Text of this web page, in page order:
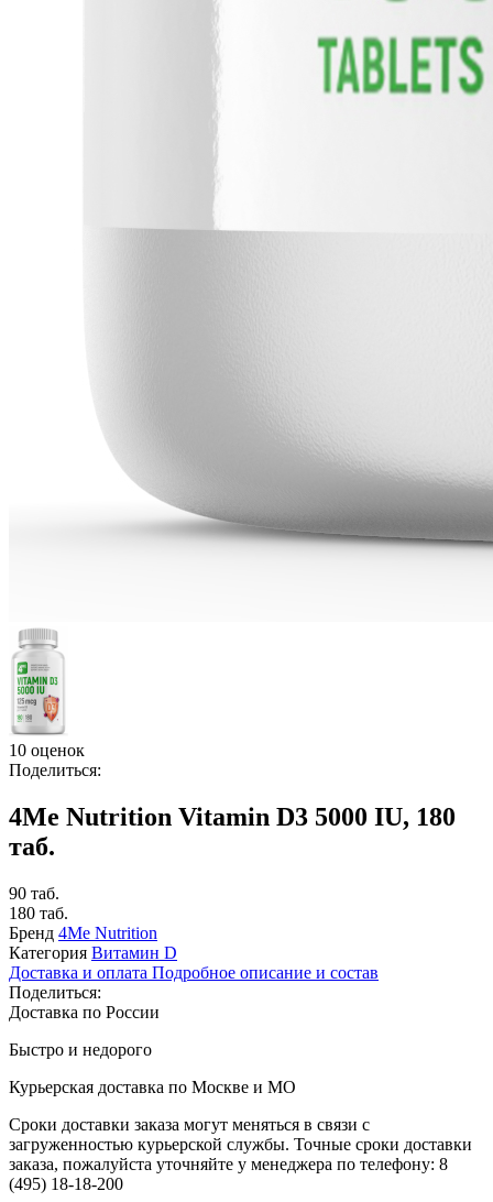
10 оценок
Поделиться:
4Me Nutrition Vitamin D3 5000 IU, 180
таб.
90 таб.
180 таб.
Бренд 4Me Nutrition
Категория Витамин D
Доставка и оплата Подробное описание и состав
Поделиться:
Доставка по России
Быстро и недорого
Курьерская доставка по Москве и МО
Сроки доставки заказа могут меняться в связи с
загруженностью курьерской службы. Точные сроки доставки
заказа, пожалуйста уточняйте у менеджера по телефону: 8
(495) 18-18-200